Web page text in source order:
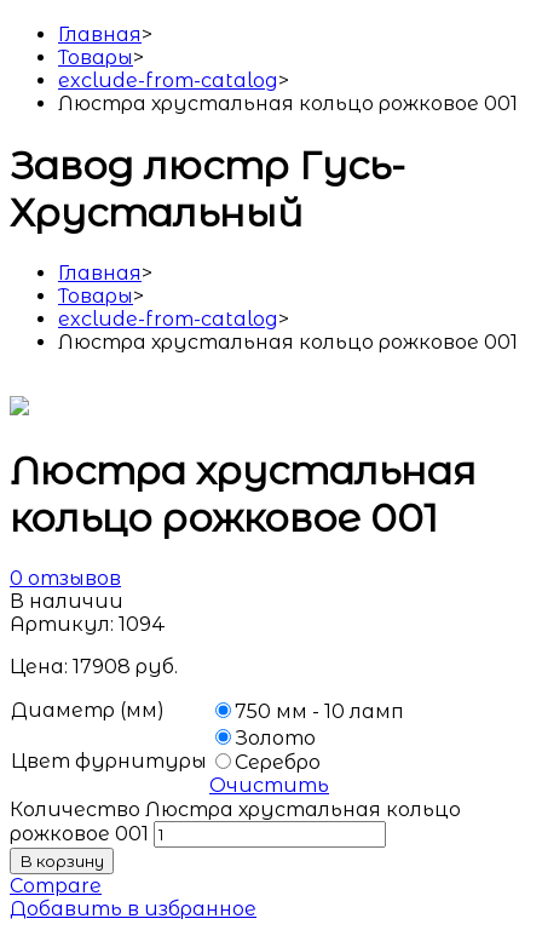
Главная>
Товары>
exclude-from-catalog>
Люстра хрустальная кольцо рожковое 001
Завод люстр Гусь-
Хрустальный
Главная>
Товары>
exclude-from-catalog>
Люстра хрустальная кольцо рожковое 001
Люстра хрустальная
кольцо рожковое 001
0 отзывов
В наличии
Артикул: 1094
Цена: 17908 руб.
Диаметр (мм)
750 мм - 10 ламп
Цвет фурнитуры
Золото
Серебро
Очистить
Количество Люстра хрустальная кольцо
рожковое 001
В корзину
Compare
Добавить в избранное